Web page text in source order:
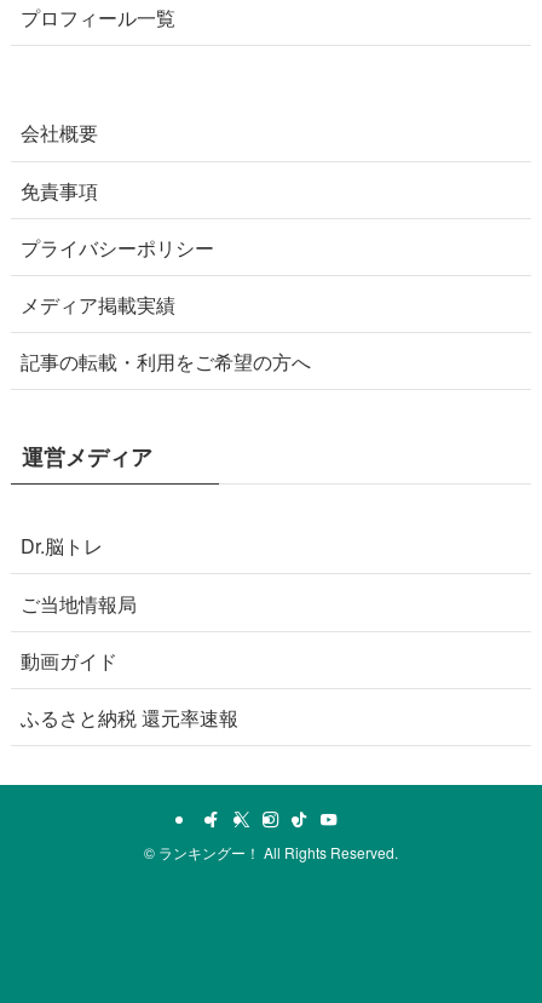
プロフィール一覧
会社概要
免責事項
プライバシーポリシー
メディア掲載実績
記事の転載・利用をご希望の方へ
運営メディア
Dr.脳トレ
ご当地情報局
動画ガイド
ふるさと納税 還元率速報
© ランキングー！ All Rights Reserved.